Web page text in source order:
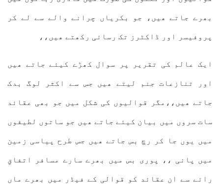
بھرے جاتے ھیں، جو بکریاں چرانے والے سے لے کر
پروفیسر اور ڈاکٹرز تک رسائی رکھتے ھیں،،
ایک عالم کی تقریر پر سوال کھڑے کیئے جاتے ھیں
اور تنازعات جنم لیتے ھیں جس سے اکثر لوگ بدک
جاتے ھیں،،مگر قوالیوں کی شکل میں جو بھی عقائد
سات سروں میں بیان کیئے جاتے ھیں جو ساتوں لطیفوں
میں یوں جا کر رچ بس جاتے ھیں جس طرح پیاسی زمین
میں پانی ،، پوری بس میں بھرے سارے مسافر اتفاقِ
رائے سے ان عقائد کو قوالی کے فیڈر میں بھرے ماں